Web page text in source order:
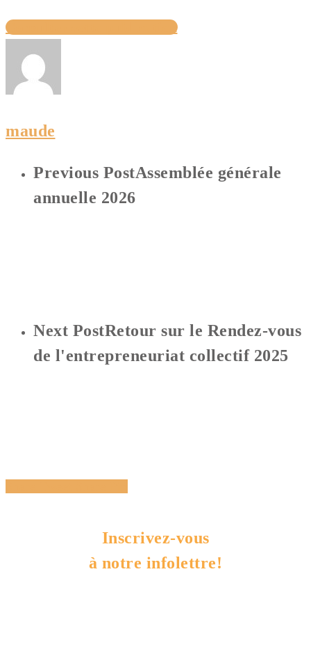
Consulter cette publication
maude
Previous PostAssemblée générale
annuelle 2026
Next PostRetour sur le Rendez-vous
de l'entrepreneuriat collectif 2025
Inscrivez-vous
à notre infolettre!